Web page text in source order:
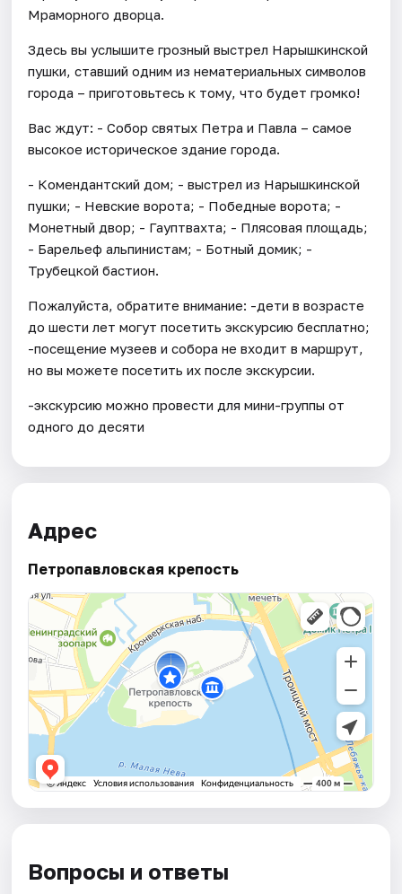
Мраморного дворца.
Здесь вы услышите грозный выстрел Нарышкинской
пушки, ставший одним из нематериальных символов
города – приготовьтесь к тому, что будет громко!
Вас ждут: - Собор святых Петра и Павла – самое
высокое историческое здание города.
- Комендантский дом; - выстрел из Нарышкинской
пушки; - Невские ворота; - Победные ворота; -
Монетный двор; - Гауптвахта; - Плясовая площадь;
- Барельеф альпинистам; - Ботный домик; -
Трубецкой бастион.
Пожалуйста, обратите внимание: -дети в возрасте
до шести лет могут посетить экскурсию бесплатно;
-посещение музеев и собора не входит в маршрут,
но вы можете посетить их после экскурсии.
-экскурсию можно провести для мини-группы от
одного до десяти
Адрес
Петропавловская крепость
Вопросы и ответы